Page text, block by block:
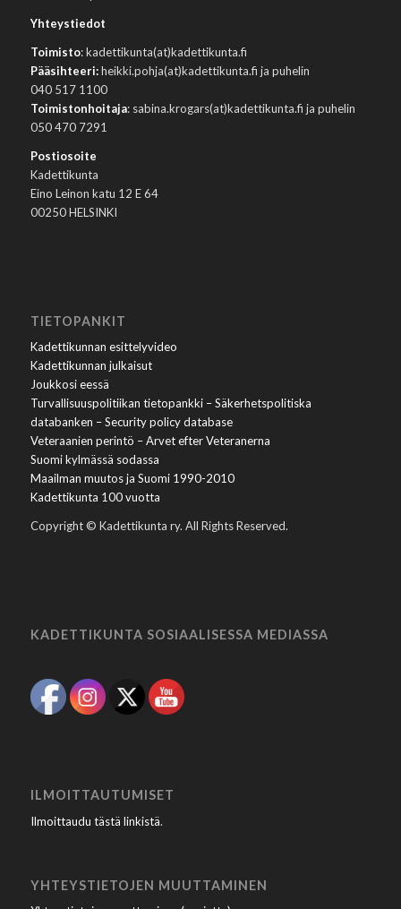
Yhteystiedot
Toimisto: kadettikunta(at)kadettikunta.fi
Pääsihteeri:heikki.pohja(at)kadettikunta.fi ja puhelin
040 517 1100
Toimistonhoitaja: sabina.krogars(at)kadettikunta.fi ja puhelin
050 470 7291
Postiosoite
Kadettikunta
Eino Leinon katu 12 E 64
00250 HELSINKI
TIETOPANKIT
Kadettikunnan esittelyvideo
Kadettikunnan julkaisut
Joukkosi eessä
Turvallisuuspolitiikan tietopankki – Säkerhetspolitiska
databanken – Security policy database
Veteraanien perintö – Arvet efter Veteranerna
Suomi kylmässä sodassa
Maailman muutos ja Suomi 1990-2010
Kadettikunta 100 vuotta
Copyright © Kadettikunta ry. All Rights Reserved.
KADETTIKUNTA SOSIAALISESSA MEDIASSA
ILMOITTAUTUMISET
Ilmoittaudu tästä linkistä.
YHTEYSTIETOJEN MUUTTAMINEN